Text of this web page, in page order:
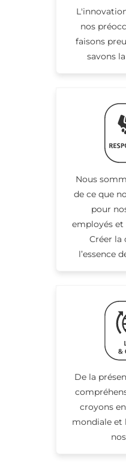
nos
faisons
savons
Nous
de ce que
pour
employés
Créer la
l’essence
De la
croyons
mondiale et